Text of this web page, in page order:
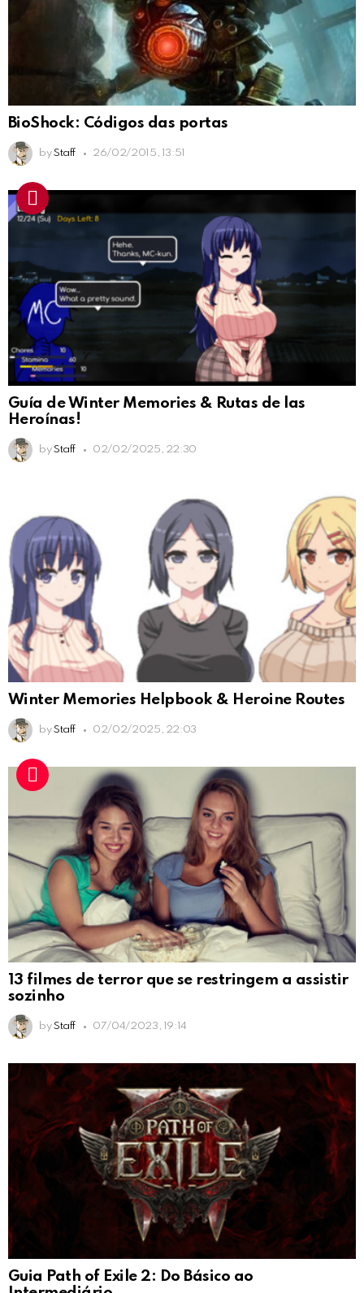
BioShock: Códigos das portas
by Staff 26/02/2015, 13:51
Guía de Winter Memories & Rutas de las
Heroínas!
by Staff 02/02/2025, 22:30
Winter Memories Helpbook & Heroine Routes
by Staff 02/02/2025, 22:03
13 filmes de terror que se restringem a assistir
sozinho
by Staff 07/04/2023, 19:14
Guia Path of Exile 2: Do Básico ao